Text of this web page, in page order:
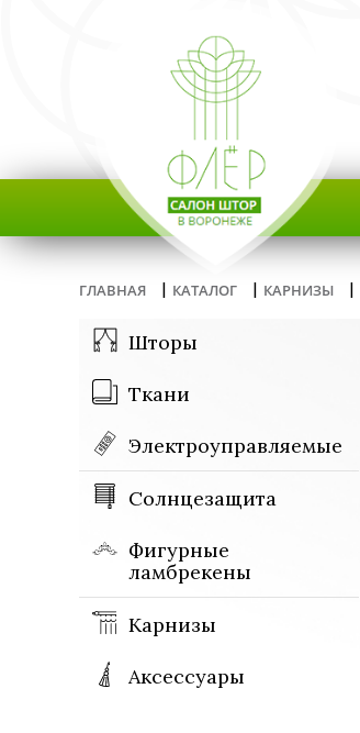
ГЛАВНАЯ | КАТАЛОГ | КАРНИЗЫ |
Шторы
Ткани
Электроуправляемые
Солнцезащита
Фигурные
ламбрекены
Карнизы
Аксессуары